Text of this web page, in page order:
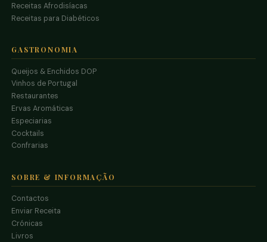
Receitas Afrodisíacas
Receitas para Diabéticos
GASTRONOMIA
Queijos & Enchidos DOP
Vinhos de Portugal
Restaurantes
Ervas Aromáticas
Especiarias
Cocktails
Confrarias
SOBRE & INFORMAÇÃO
Contactos
Enviar Receita
Crónicas
Livros